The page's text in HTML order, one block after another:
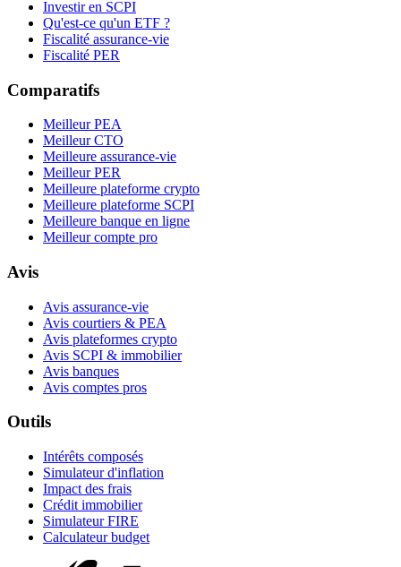
Investir en SCPI
Qu'est-ce qu'un ETF ?
Fiscalité assurance-vie
Fiscalité PER
Comparatifs
Meilleur PEA
Meilleur CTO
Meilleure assurance-vie
Meilleur PER
Meilleure plateforme crypto
Meilleure plateforme SCPI
Meilleure banque en ligne
Meilleur compte pro
Avis
Avis assurance-vie
Avis courtiers & PEA
Avis plateformes crypto
Avis SCPI & immobilier
Avis banques
Avis comptes pros
Outils
Intérêts composés
Simulateur d'inflation
Impact des frais
Crédit immobilier
Simulateur FIRE
Calculateur budget